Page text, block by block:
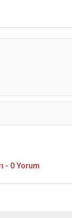
- 0 Yorum